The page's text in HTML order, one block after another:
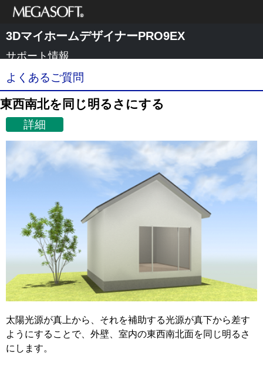
メガソフト株式
会社
3DマイホームデザイナーPRO9EX
サポート情報
よくあるご質問
東西南北を同じ明るさにする
詳細
太陽光源が真上から、それを補助する光源が真下から差す
ようにすることで、外壁、室内の東西南北面を同じ明るさ
にします。